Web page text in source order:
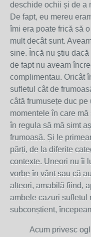
deschide ochii și de a
De fapt, eu mereu
îmi era poate frică să
mult decât sunt.
sine. Încă nu știu
de fapt nu aveam
complimentau. Oricât
sufletul cât de
câtă frumusețe duc pe
momentele în care
în regula să mă simt
frumoasă. Și le
părți, de la diferite
contexte. Uneori nu îi
vorbe în vânt sau că
alteori, amabilă fiind,
ambele cazuri sufletul
subconștient,
Acum privesc